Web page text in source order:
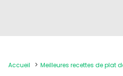
Accueil Meilleures recettes de plat